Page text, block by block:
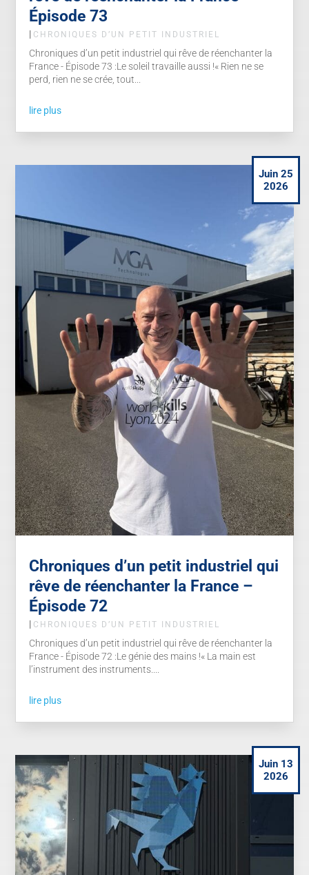
Épisode 73
| CHRONIQUES D’UN PETIT INDUSTRIEL
Chroniques d’un petit industriel qui rêve de réenchanter la
France - Épisode 73 :Le soleil travaille aussi !« Rien ne se
perd, rien ne se crée, tout...
lire plus
Chroniques d’un petit industriel qui
rêve de réenchanter la France –
Épisode 72
Juin 25
2026
| CHRONIQUES D’UN PETIT INDUSTRIEL
Chroniques d’un petit industriel qui rêve de réenchanter la
France - Épisode 72 :Le génie des mains !« La main est
l’instrument des instruments....
lire plus
Juin 13
2026